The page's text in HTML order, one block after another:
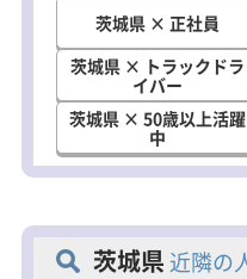
茨城県 × 正社員
茨城県 × トラックドラ
イバー
茨城県 × 50歳以上活躍
中
茨城県 近隣の